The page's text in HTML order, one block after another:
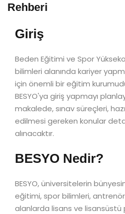
Rehberi
Giriş
Beden Eğitimi ve Spor
bilimleri alanında kariyer
için önemli bir eğitim
BESYO'ya giriş yapmayı
makalede, sınav süreçleri,
edilmesi gereken konular
alınacaktır.
BESYO Nedir?
BESYO, üniversitelerin
eğitimi, spor bilimleri,
alanlarda lisans ve